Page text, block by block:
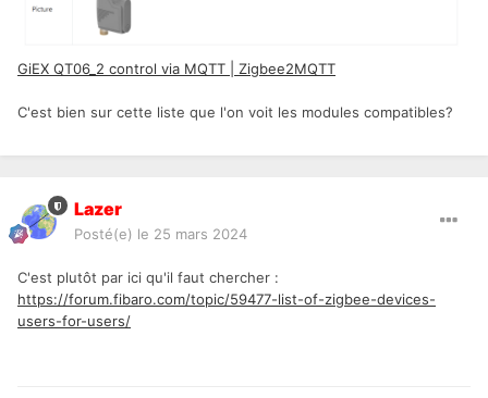
GiEX QT06_2 control via MQTT | Zigbee2MQTT
C'est bien sur cette liste que l'on voit les modules compatibles?
Lazer
Posté(e) le 25 mars 2024
C'est plutôt par ici qu'il faut chercher :
https://forum.fibaro.com/topic/59477-list-of-zigbee-devices-
users-for-users/